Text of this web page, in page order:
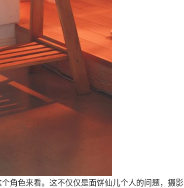
角色来看。这不仅仅是面饼仙儿个人的问题，摄影